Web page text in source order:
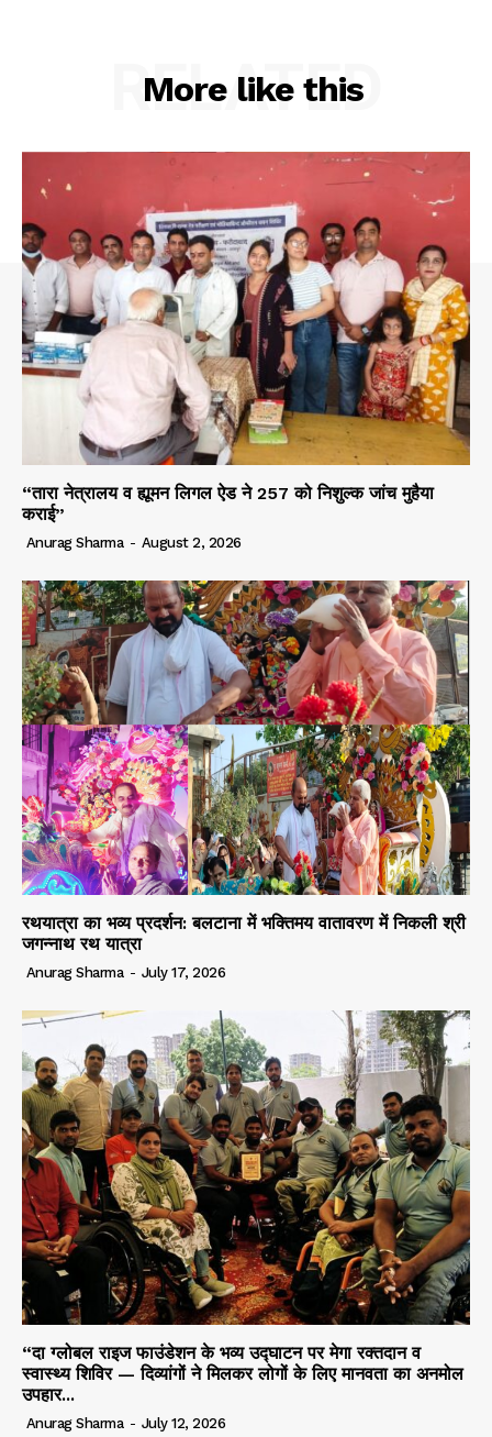
More like this
RELATED
“तारा नेत्रालय व ह्यूमन लिगल ऐड ने 257 को निशुल्क जांच मुहैया
कराई”
Anurag Sharma - August 2, 2026
रथयात्रा का भव्य प्रदर्शन: बलटाना में भक्तिमय वातावरण में निकली श्री
जगन्नाथ रथ यात्रा
Anurag Sharma - July 17, 2026
“दा ग्लोबल राइज फाउंडेशन के भव्य उद्घाटन पर मेगा रक्तदान व
स्वास्थ्य शिविर — दिव्यांगों ने मिलकर लोगों के लिए मानवता का अनमोल
उपहार...
Anurag Sharma - July 12, 2026